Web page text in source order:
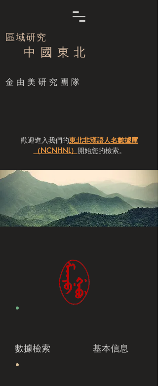
區域研究
中 國 東 北
​金由美研究團隊
歡迎進入我們的東北非漢語人名數據庫
（NCNHNL） 開始您的檢索。
數據檢索 基本信息